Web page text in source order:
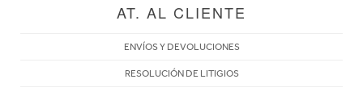
AT. AL CLIENTE
ENVÍOS Y DEVOLUCIONES
RESOLUCIÓN DE LITIGIOS